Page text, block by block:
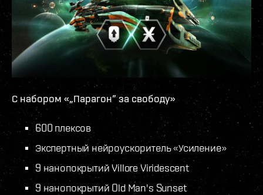
С набором «„Парагон” за свободу»
600 плексов
Экспертный нейроускоритель «Усиление»
9 нанопокрытий Villore Viridescent
9 нанопокрытий Old Man's Sunset